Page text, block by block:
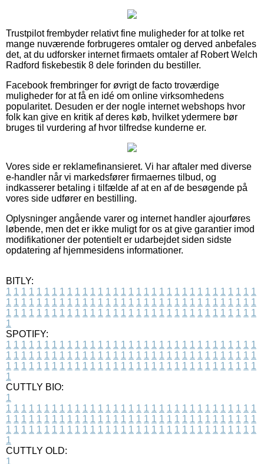
Trustpilot frembyder relativt fine muligheder for at tolke ret
mange nuværende forbrugeres omtaler og derved anbefales
det, at du udforsker internet firmaets omtaler af Robert Welch
Radford fiskebestik 8 dele forinden du bestiller.
Facebook frembringer for øvrigt de facto troværdige
muligheder for at få en idé om online virksomhedens
popularitet. Desuden er der nogle internet webshops hvor
folk kan give en kritik af deres køb, hvilket ydermere bør
bruges til vurdering af hvor tilfredse kunderne er.
Vores side er reklamefinansieret. Vi har aftaler med diverse
e-handler når vi markedsfører firmaernes tilbud, og
indkasserer betaling i tilfælde af at en af de besøgende på
vores side udfører en bestilling.
Oplysninger angående varer og internet handler ajourføres
løbende, men det er ikke muligt for os at give garantier imod
modifikationer der potentielt er udarbejdet siden sidste
opdatering af hjemmesidens informationer.
BITLY:
1 1 1 1 1 1 1 1 1 1 1 1 1 1 1 1 1 1 1 1 1 1 1 1 1 1 1 1 1 1 1 1 1
1 1 1 1 1 1 1 1 1 1 1 1 1 1 1 1 1 1 1 1 1 1 1 1 1 1 1 1 1 1 1 1 1
1 1 1 1 1 1 1 1 1 1 1 1 1 1 1 1 1 1 1 1 1 1 1 1 1 1 1 1 1 1 1 1 1
1
SPOTIFY:
1 1 1 1 1 1 1 1 1 1 1 1 1 1 1 1 1 1 1 1 1 1 1 1 1 1 1 1 1 1 1 1 1
1 1 1 1 1 1 1 1 1 1 1 1 1 1 1 1 1 1 1 1 1 1 1 1 1 1 1 1 1 1 1 1 1
1 1 1 1 1 1 1 1 1 1 1 1 1 1 1 1 1 1 1 1 1 1 1 1 1 1 1 1 1 1 1 1 1
1
CUTTLY BIO:
1
1 1 1 1 1 1 1 1 1 1 1 1 1 1 1 1 1 1 1 1 1 1 1 1 1 1 1 1 1 1 1 1 1
1 1 1 1 1 1 1 1 1 1 1 1 1 1 1 1 1 1 1 1 1 1 1 1 1 1 1 1 1 1 1 1 1
1 1 1 1 1 1 1 1 1 1 1 1 1 1 1 1 1 1 1 1 1 1 1 1 1 1 1 1 1 1 1 1 1
1
CUTTLY OLD:
1